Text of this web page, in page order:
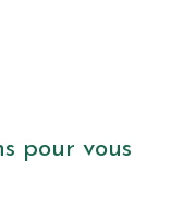
pour vous